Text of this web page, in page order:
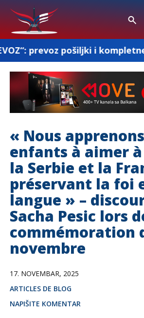
i kompletne selidbe
« Nous
enfants à aimer
la Serbie et la
préservant la foi
langue » –
Sacha Pesic lors
commémoration
novembre
17. NOVEMBAR, 2025
ARTICLES DE BLOG
NAPIŠITE KOMENTAR